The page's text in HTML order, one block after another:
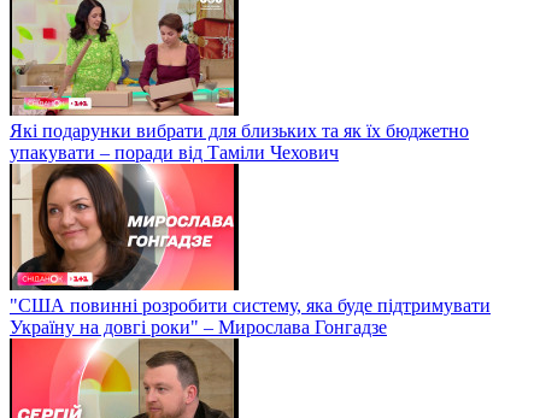
Які подарунки вибрати для близьких та як їх бюджетно
упакувати – поради від Таміли Чехович
"США повинні розробити систему, яка буде підтримувати
Україну на довгі роки" – Мирослава Гонгадзе